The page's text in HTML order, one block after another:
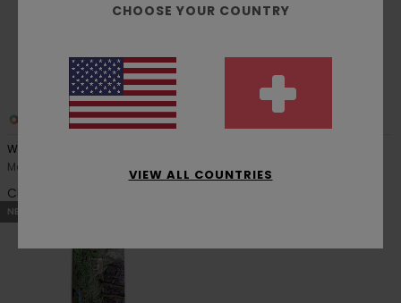
Watching Deconstructed
Männer Braun Truckerkappe
CHF 39,00
NEUHEITEN
CHOOSE YOUR COUNTRY
VIEW ALL COUNTRIES